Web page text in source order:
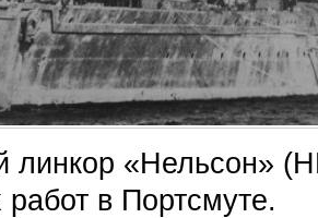
линкор «Нельсон»
в Портсмуте.